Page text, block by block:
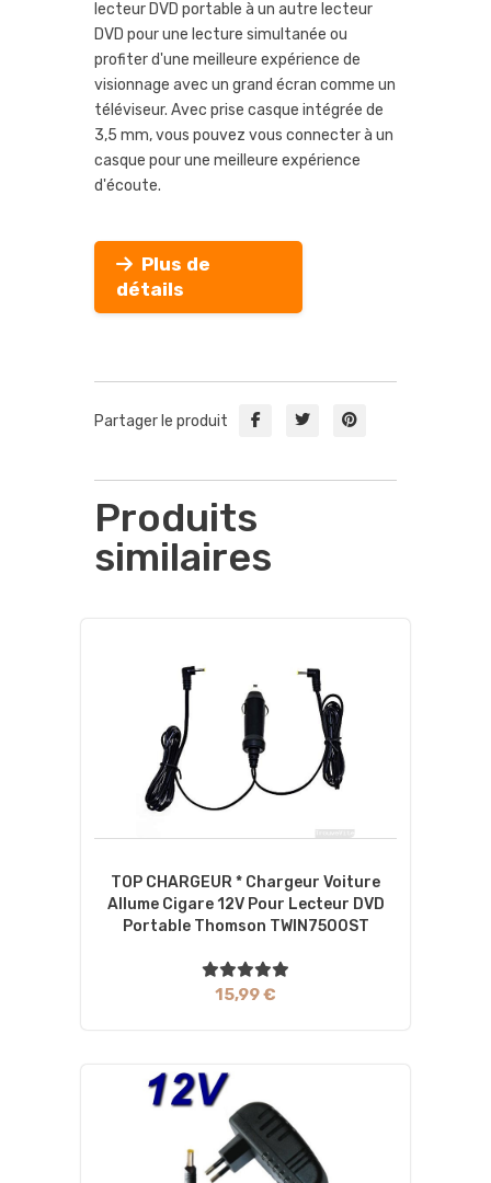
lecteur DVD portable à un autre lecteur
DVD pour une lecture simultanée ou
profiter d'une meilleure expérience de
visionnage avec un grand écran comme un
téléviseur. Avec prise casque intégrée de
3,5 mm, vous pouvez vous connecter à un
casque pour une meilleure expérience
d'écoute.
Plus de
détails
Partager le produit
Produits
similaires
TOP CHARGEUR * Chargeur Voiture
Allume Cigare 12V Pour Lecteur DVD
Portable Thomson TWIN7500ST
15,99 €